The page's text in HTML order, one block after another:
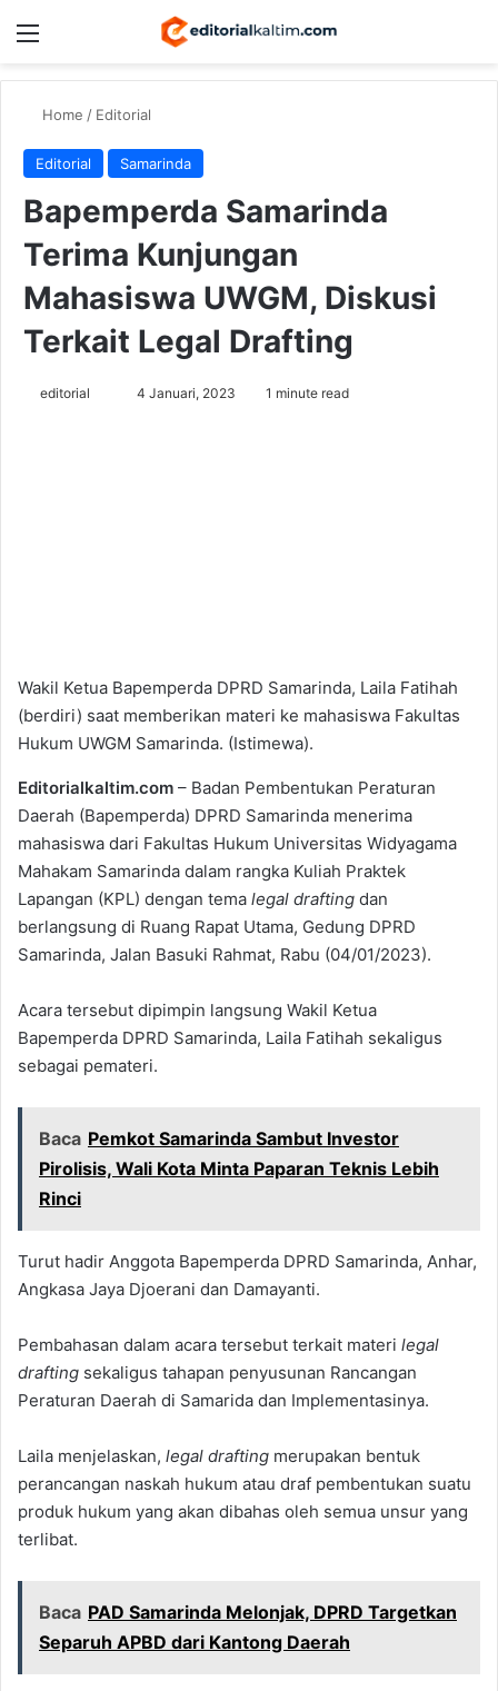
Menu
Home / Editorial
Editorial Samarinda
Bapemperda Samarinda
Terima Kunjungan
Mahasiswa UWGM, Diskusi
Terkait Legal Drafting
editorial
Send4 Januari, 2023 1 minute read
Wakil Ketua Bapemperda DPRD Samarinda, Laila Fatihah
(berdiri) saat memberikan materi ke mahasiswa Fakultas
Hukum UWGM Samarinda. (Istimewa).
Editorialkaltim.com – Badan Pembentukan Peraturan
Daerah (Bapemperda) DPRD Samarinda menerima
mahasiswa dari Fakultas Hukum Universitas Widyagama
Mahakam Samarinda dalam rangka Kuliah Praktek
Lapangan (KPL) dengan tema legal drafting dan
berlangsung di Ruang Rapat Utama, Gedung DPRD
Samarinda, Jalan Basuki Rahmat, Rabu (04/01/2023).
Acara tersebut dipimpin langsung Wakil Ketua
Bapemperda DPRD Samarinda, Laila Fatihah sekaligus
sebagai pemateri.
Baca Pemkot Samarinda Sambut Investor
Pirolisis, Wali Kota Minta Paparan Teknis Lebih
Rinci
Turut hadir Anggota Bapemperda DPRD Samarinda, Anhar,
Angkasa Jaya Djoerani dan Damayanti.
Pembahasan dalam acara tersebut terkait materi legal
drafting sekaligus tahapan penyusunan Rancangan
Peraturan Daerah di Samarida dan Implementasinya.
Laila menjelaskan, legal drafting merupakan bentuk
perancangan naskah hukum atau draf pembentukan suatu
produk hukum yang akan dibahas oleh semua unsur yang
terlibat.
Baca PAD Samarinda Melonjak, DPRD Targetkan
Separuh APBD dari Kantong Daerah